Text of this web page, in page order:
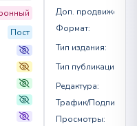
Пост
Доп. продвижение:
Формат:
Тип издания:
Тип публикации:
Редактура:
Трафик/
Просмотры: